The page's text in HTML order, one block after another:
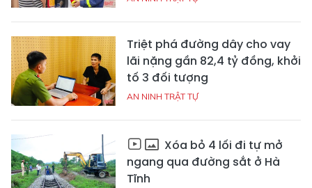
Triệt phá đường dây cho vay
lãi nặng gần 82,4 tỷ đồng, khởi
tố 3 đối tượng
AN NINH TRẬT TỰ
Xóa bỏ 4 lối đi tự mở
ngang qua đường sắt ở Hà
Tĩnh